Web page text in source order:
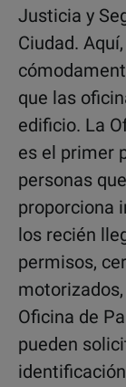
Justicia y
Ciudad.
que las
edificio. La
es el primer
personas
proporciona
los recién
permisos,
Oficina de
pueden